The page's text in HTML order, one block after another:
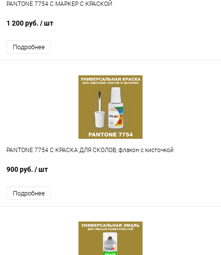
PANTONE 7754 C МАРКЕР С КРАСКОЙ
1 200 руб. / шт
Подробнее
PANTONE 7754 C КРАСКА ДЛЯ СКОЛОВ, флакон с кисточкой
900 руб. / шт
Подробнее